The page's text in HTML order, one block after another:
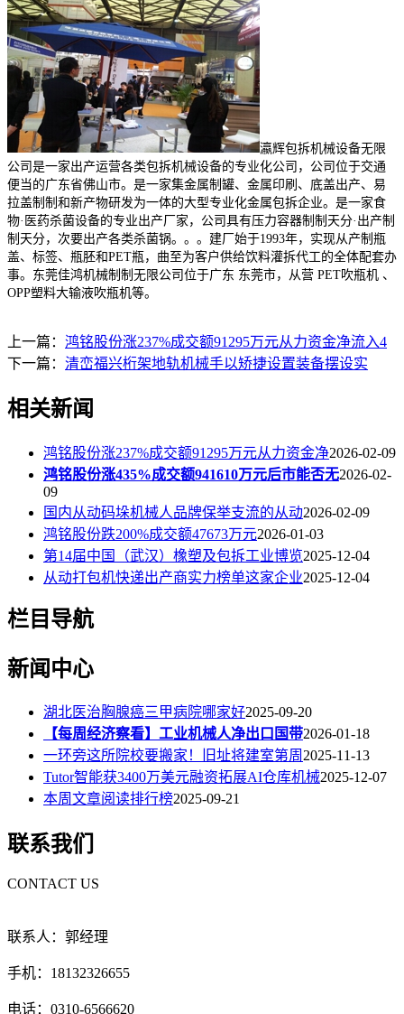
瀛辉包拆机械设备无限
公司是一家出产运营各类包拆机械设备的专业化公司，公司位于交通
便当的广东省佛山市。是一家集金属制罐、金属印刷、底盖出产、易
拉盖制制和新产物研发为一体的大型专业化金属包拆企业。是一家食
物·医药杀菌设备的专业出产厂家，公司具有压力容器制制天分·出产制
制天分，次要出产各类杀菌锅。。。建厂始于1993年，实现从产制瓶
盖、标签、瓶胚和PET瓶，曲至为客户供给饮料灌拆代工的全体配套办
事。东莞佳鸿机械制制无限公司位于广东 东莞市，从营 PET吹瓶机 、
OPP塑料大输液吹瓶机等。
上一篇： 鸿铭股份涨237%成交额91295万元从力资金净流入4
下一篇： 清峦福兴桁架地轨机械手以矫捷设置装备摆设实
相关新闻
鸿铭股份涨237%成交额91295万元从力资金净2026-02-09
鸿铭股份涨435%成交额941610万元后市能否无2026-02-
09
国内从动码垛机械人品牌保举支流的从动2026-02-09
鸿铭股份跌200%成交额47673万元2026-01-03
第14届中国（武汉）橡塑及包拆工业博览2025-12-04
从动打包机快递出产商实力榜单这家企业2025-12-04
栏目导航
新闻中心
湖北医治胸腺癌三甲病院哪家好2025-09-20
【每周经济察看】工业机械人净出口国带2026-01-18
一环旁这所院校要搬家！旧址将建室第周2025-11-13
Tutor智能获3400万美元融资拓展AI仓库机械2025-12-07
本周文章阅读排行榜2025-09-21
联系我们
CONTACT US
联系人：郭经理
手机：18132326655
电话：0310-6566620